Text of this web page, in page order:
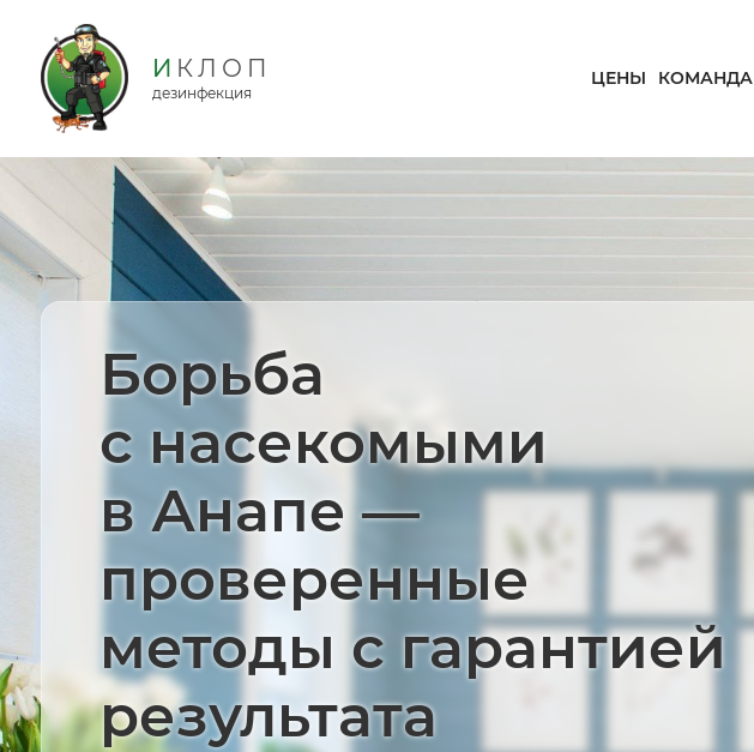
дезинфекция
ЦЕНЫ КОМАНДА
Борьба
с насекомыми
в Анапе —
проверенные
методы с гарантией
результата